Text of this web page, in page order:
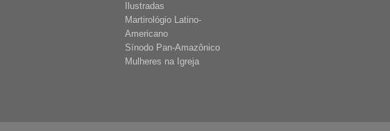
Ilustradas
Martirológio Latino-
Americano
Sínodo Pan-Amazônico
Mulheres na Igreja